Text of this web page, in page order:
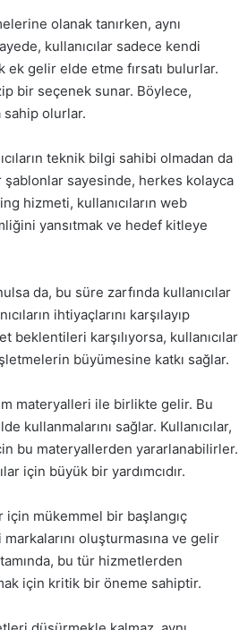
olanak tanırken, aynı
kullanıcılar sadece kendi
ek gelir elde etme fırsatı bulurlar.
bir seçenek sunar. Böylece,
sahip olurlar.
teknik bilgi sahibi olmadan da
şablonlar sayesinde, herkes kolayca
hizmeti, kullanıcıların web
yansıtmak ve hedef kitleye
da, bu süre zarfında kullanıcılar
ihtiyaçlarını karşılayıp
beklentileri karşılıyorsa, kullanıcılar
büyümesine katkı sağlar.
materyalleri ile birlikte gelir. Bu
kullanmalarını sağlar. Kullanıcılar,
bu materyallerden yararlanabilirler.
için büyük bir yardımcıdır.
mükemmel bir başlangıç
oluşturmasına ve gelir
bu tür hizmetlerden
için kritik bir öneme sahiptir.